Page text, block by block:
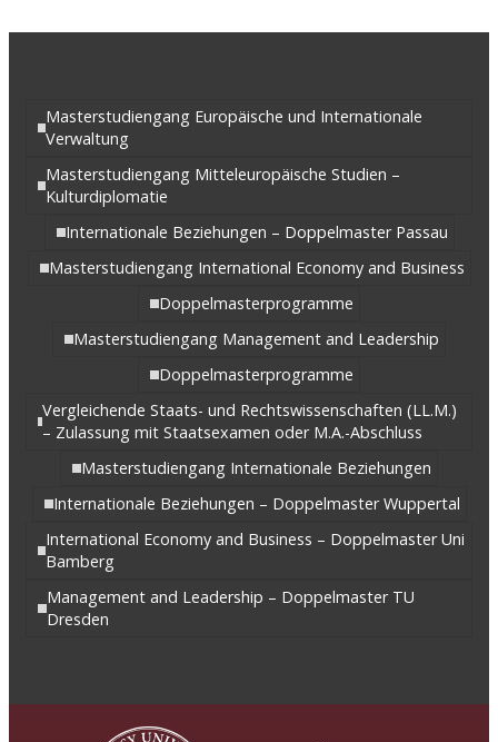
Masterstudiengang Europäische und Internationale
Verwaltung
Masterstudiengang Mitteleuropäische Studien –
Kulturdiplomatie
Internationale Beziehungen – Doppelmaster Passau
Masterstudiengang International Economy and Business
Doppelmasterprogramme
Masterstudiengang Management and Leadership
Doppelmasterprogramme
Vergleichende Staats- und Rechtswissenschaften (LL.M.)
– Zulassung mit Staatsexamen oder M.A.-Abschluss
Masterstudiengang Internationale Beziehungen
Internationale Beziehungen – Doppelmaster Wuppertal
International Economy and Business – Doppelmaster Uni
Bamberg
Management and Leadership – Doppelmaster TU
Dresden